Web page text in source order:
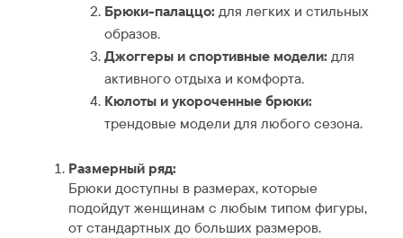
Брюки-палаццо: для легких и стильных
образов.
Джоггеры и спортивные модели: для
активного отдыха и комфорта.
Кюлоты и укороченные брюки:
трендовые модели для любого сезона.
Размерный ряд:
Брюки доступны в размерах, которые
подойдут женщинам с любым типом фигуры,
от стандартных до больших размеров.